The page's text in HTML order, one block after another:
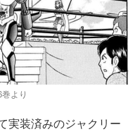
より
実装済みのジャクリー